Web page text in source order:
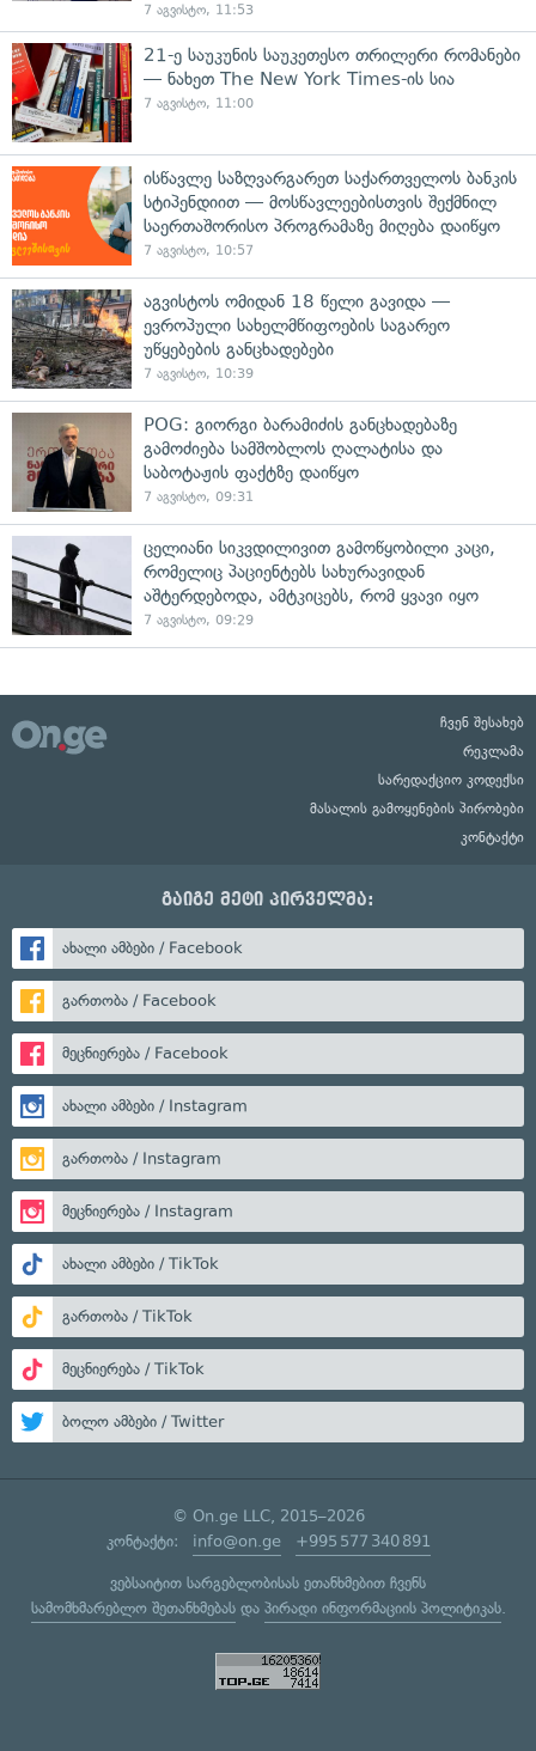
7 აგვისტო, 11:53
21-ე საუკუნის საუკეთესო თრილერი რომანები
— ნახეთ The New York Times-ის სია
7 აგვისტო, 11:00
ისწავლე საზღვარგარეთ საქართველოს ბანკის
სტიპენდიით — მოსწავლეებისთვის შექმნილ
საერთაშორისო პროგრამაზე მიღება დაიწყო
7 აგვისტო, 10:57
აგვისტოს ომიდან 18 წელი გავიდა —
ევროპული სახელმწიფოების საგარეო
უწყებების განცხადებები
7 აგვისტო, 10:39
POG: გიორგი ბარამიძის განცხადებაზე
გამოძიება სამშობლოს ღალატისა და
საბოტაჟის ფაქტზე დაიწყო
7 აგვისტო, 09:31
ცელიანი სიკვდილივით გამოწყობილი კაცი,
რომელიც პაციენტებს სახურავიდან
აშტერდებოდა, ამტკიცებს, რომ ყვავი იყო
7 აგვისტო, 09:29
ჩვენ შესახებ
რეკლამა
სარედაქციო კოდექსი
მასალის გამოყენების პირობები
კონტაქტი
გაიგე მეტი პირველმა:
ახალი ამბები / Facebook
გართობა / Facebook
მეცნიერება / Facebook
ახალი ამბები / Instagram
გართობა / Instagram
მეცნიერება / Instagram
ახალი ამბები / TikTok
გართობა / TikTok
მეცნიერება / TikTok
ბოლო ამბები / Twitter
© On.ge LLC, 2015–2026
კონტაქტი: info@on.ge +995 577 340 891
ვებსაიტით სარგებლობისას ეთანხმებით ჩვენს
სამომხმარებლო შეთანხმებასდა პირადი ინფორმაციის პოლიტიკას.